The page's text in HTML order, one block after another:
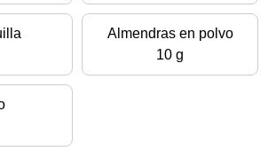
Almendras en polvo
10 g